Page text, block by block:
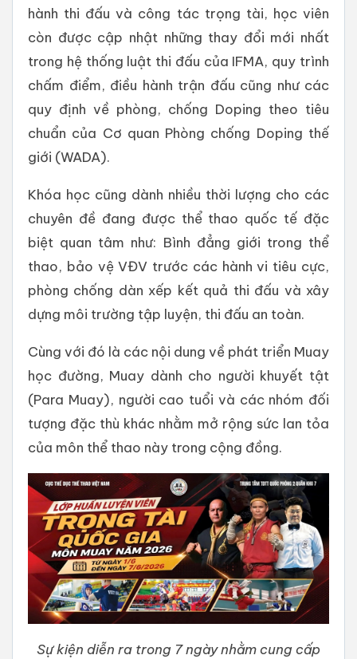
hành thi đấu và công tác trọng tài, học viên
còn được cập nhật những thay đổi mới nhất
trong hệ thống luật thi đấu của IFMA, quy trình
chấm điểm, điều hành trận đấu cũng như các
quy định về phòng, chống Doping theo tiêu
chuẩn của Cơ quan Phòng chống Doping thế
giới (WADA).
Khóa học cũng dành nhiều thời lượng cho các
chuyên đề đang được thể thao quốc tế đặc
biệt quan tâm như: Bình đẳng giới trong thể
thao, bảo vệ VĐV trước các hành vi tiêu cực,
phòng chống dàn xếp kết quả thi đấu và xây
dựng môi trường tập luyện, thi đấu an toàn.
Cùng với đó là các nội dung về phát triển Muay
học đường, Muay dành cho người khuyết tật
(Para Muay), người cao tuổi và các nhóm đối
tượng đặc thù khác nhằm mở rộng sức lan tỏa
của môn thể thao này trong cộng đồng.
Sự kiện diễn ra trong 7 ngày nhằm cung cấp